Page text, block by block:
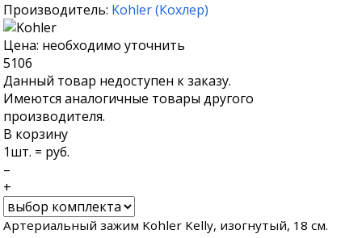
Производитель: Kohler(Кохлер)
Цена: необходимо уточнить
5106
Данный товар недоступен к заказу.
Имеются аналогичные товары другого
производителя.
В корзину
1шт. = руб.
–
+
Артериальный зажим Kohler Kelly, изогнутый, 18 см.